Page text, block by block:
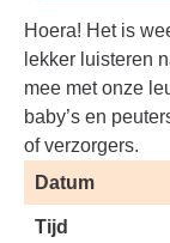
Hoera! Het is
lekker luisteren
mee met onze
baby’s en
of verzorgers.
Datum
Tijd